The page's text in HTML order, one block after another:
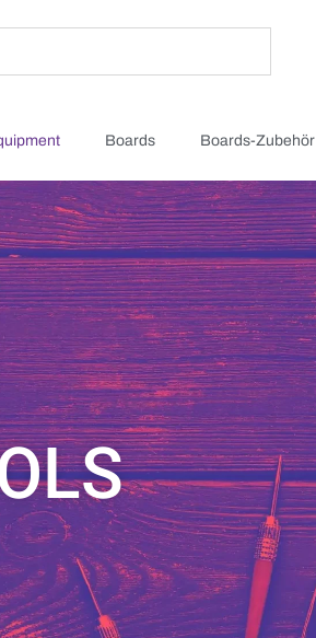
Boards Boards-Zubehör